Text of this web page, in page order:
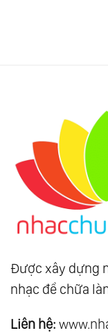
Được xây dựng
nhạc để chữa
Liên hệ: